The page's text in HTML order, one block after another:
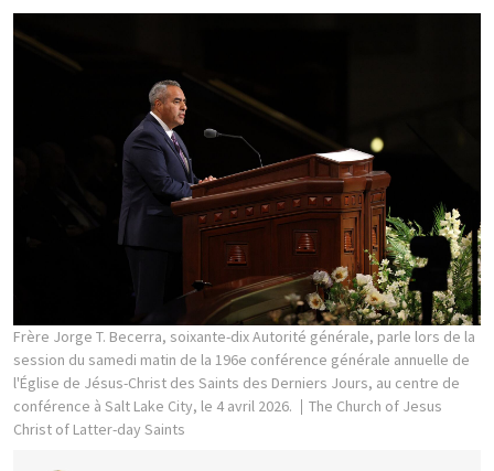
Frère Jorge T. Becerra, soixante-dix Autorité générale, parle lors de la
session du samedi matin de la 196e conférence générale annuelle de
l'Église de Jésus-Christ des Saints des Derniers Jours, au centre de
conférence à Salt Lake City, le 4 avril 2026.
The Church of Jesus
Christ of Latter-day Saints